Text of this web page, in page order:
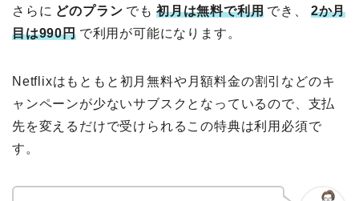
さらに どのプラン でも 初月は無料で利用 でき、
2か月
目は990円 で利用が可能になります。
Netflixはもともと初月無料や月額料金の割引などのキ
ャンペーンが少ないサブスクとなっているので、支払
先を変えるだけで受けられるこの特典は利用必須で
す。